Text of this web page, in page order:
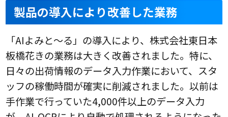
製品の導入により改善した業務
「AIよみと～る」の導入により、株式会社東日本
板橋花きの業務は大きく改善されました。特に、
日々の出荷情報のデータ入力作業において、スタ
ッフの稼働時間が確実に削減されました。以前は
手作業で行っていた4,000件以上のデータ入力